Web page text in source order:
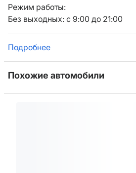
Режим работы:
Без выходных: с 9:00 до 21:00
Подробнее
Похожие автомобили